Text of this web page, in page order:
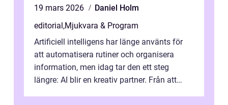
19 mars 2026
Daniel Holm
editorial,Mjukvara & Program
Artificiell intelligens har länge använts för
att automatisera rutiner och organisera
information, men idag tar den ett steg
längre: AI blir en kreativ partner. Från att